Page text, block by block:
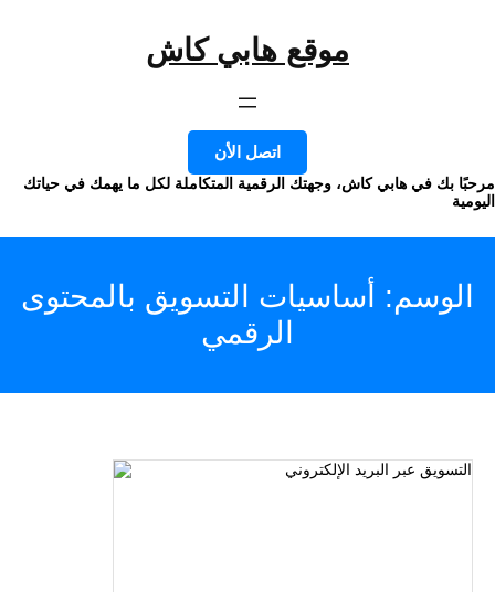
موقع هابي كاش
اتصل الأن
بك في هابي كاش، وجهتك الرقمية المتكاملة لكل ما يهمك في حياتك
أساسيات التسويق بالمحتوى
الرقمي